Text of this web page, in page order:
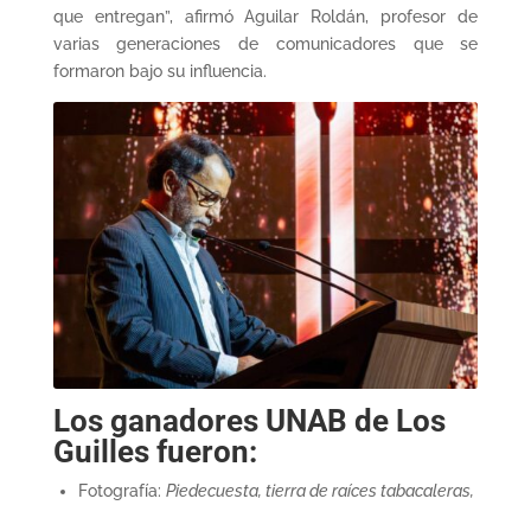
que entregan”, afirmó Aguilar Roldán, profesor de
varias generaciones de comunicadores que se
formaron bajo su influencia.
Los ganadores UNAB de Los
Guilles fueron:
Fotografía: Piedecuesta, tierra de raíces tabacaleras,